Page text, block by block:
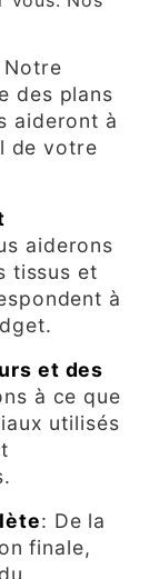
Notre
des plans
aideront à
de votre
aiderons
tissus et
à
et des
à ce que
utilisés
: De la
finale,